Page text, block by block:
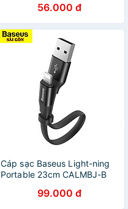
sạc nhanh Truyền dữ liệu Kết
nối máy tính Hàng nhập
khẩu
56.000 đ
Cáp sạc Baseus Light-ning
Portable 23cm CALMBJ-B
- Hàng Chính Hãng
99.000 đ